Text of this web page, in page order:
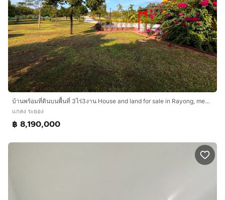
บ้านพร้อมที่ดินบนพื้นที่ 3ไร่3งาน House and land for sale in Rayong, measuring 3 rai and 3 ngan.
แกลง ระยอง
฿ 8,190,000